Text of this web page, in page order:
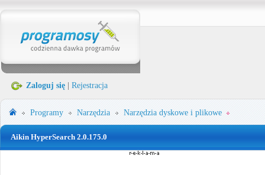
Zaloguj się Rejestracja
Programy Narzędzia Narzędzia dyskowe i plikowe
Aikin HyperSearch 2.0.175.0